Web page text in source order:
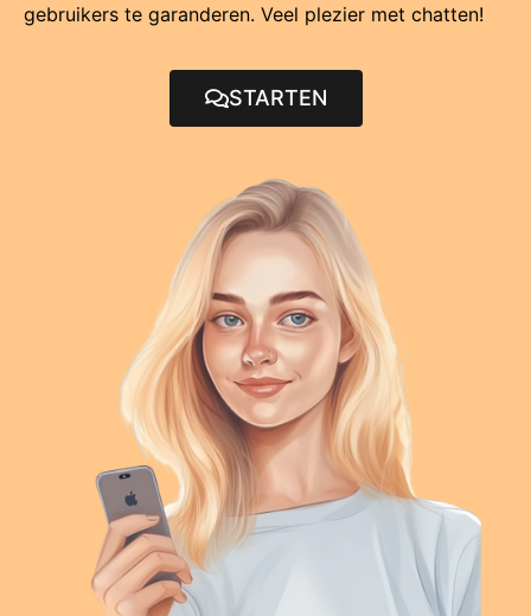
gebruikers te garanderen. Veel plezier met chatten!
STARTEN